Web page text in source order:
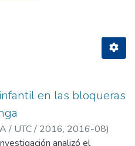
en las bloqueras
/ UTC / 2016, 2016-08)
Andrés David;Benalcázar
analizó el